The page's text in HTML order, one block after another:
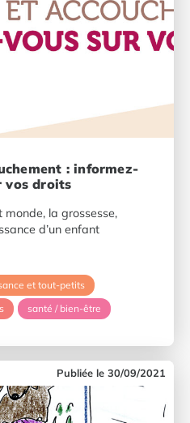
: informez-
vos droits
la grossesse,
d’un enfant
et tout-petits
santé / bien-être
30/09/2021